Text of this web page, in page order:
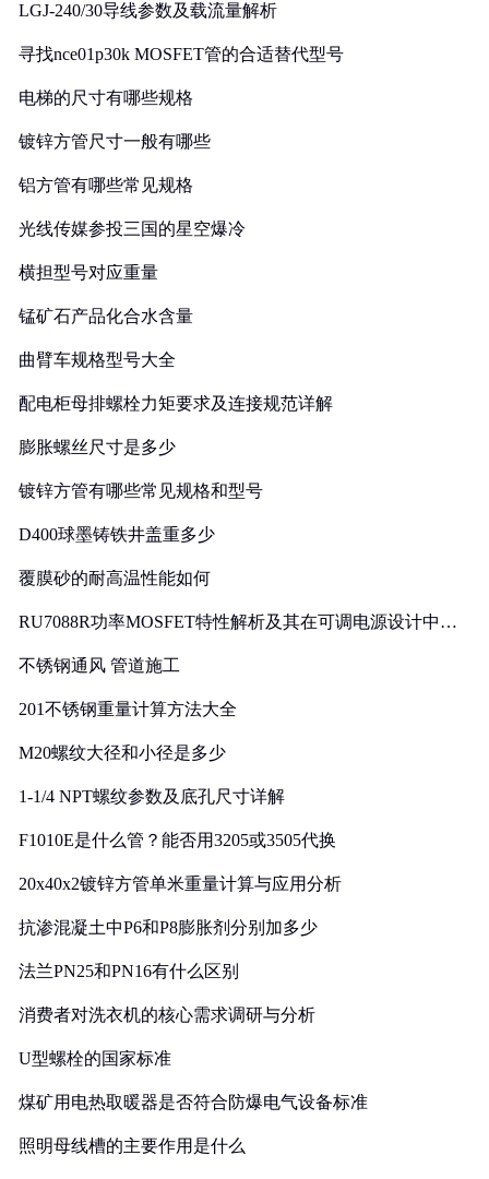
LGJ-240/30导线参数及载流量解析
寻找nce01p30k MOSFET管的合适替代型号
电梯的尺寸有哪些规格
镀锌方管尺寸一般有哪些
铝方管有哪些常见规格
光线传媒参投三国的星空爆冷
横担型号对应重量
锰矿石产品化合水含量
曲臂车规格型号大全
配电柜母排螺栓力矩要求及连接规范详解
膨胀螺丝尺寸是多少
镀锌方管有哪些常见规格和型号
D400球墨铸铁井盖重多少
覆膜砂的耐高温性能如何
RU7088R功率MOSFET特性解析及其在可调电源设计中的
不锈钢通风 管道施工
201不锈钢重量计算方法大全
M20螺纹大径和小径是多少
1-1/4 NPT螺纹参数及底孔尺寸详解
F1010E是什么管？能否用3205或3505代换
20x40x2镀锌方管单米重量计算与应用分析
抗渗混凝土中P6和P8膨胀剂分别加多少
法兰PN25和PN16有什么区别
消费者对洗衣机的核心需求调研与分析
U型螺栓的国家标准
煤矿用电热取暖器是否符合防爆电气设备标准
照明母线槽的主要作用是什么